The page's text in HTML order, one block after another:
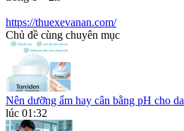
https://thuexevanan.com/
Chủ đề cùng chuyên mục
Nên dưỡng ẩm hay cân bằng pH cho da
lúc 01:32